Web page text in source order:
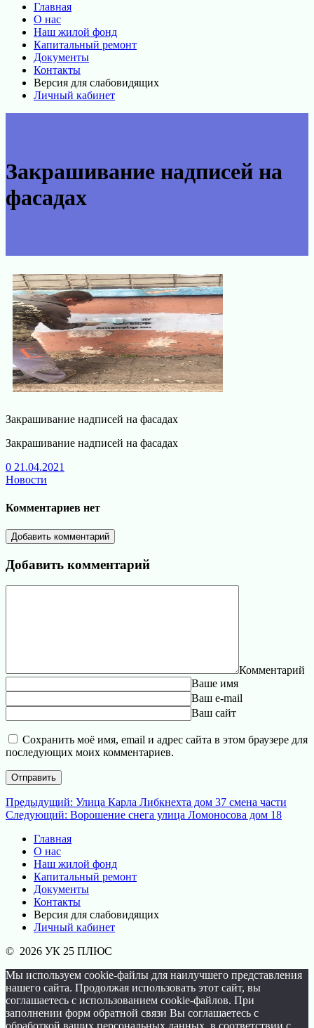
Главная
О нас
Наш жилой фонд
Капитальный ремонт
Документы
Контакты
Версия для слабовидящих
Личный кабинет
Закрашивание надписей на
фасадах
Закрашивание надписей на фасадах
Закрашивание надписей на фасадах
0 21.04.2021
Новости
Комментариев нет
Добавить комментарий
Добавить комментарий
Комментарий
Ваше имя
Ваш e-mail
Ваш сайт
Сохранить моё имя, email и адрес сайта в этом браузере для
последующих моих комментариев.
Навигация
по
записям
Предыдущий: Предыдущая
запись:
Улица Карла Либкнехта дом 37 смена части
Следующий: Следующая
Ворошение снега улица Ломоносова дом 18
Главная
О нас
Наш жилой фонд
Капитальный ремонт
Документы
Контакты
Версия для слабовидящих
Личный кабинет
© 2026 УК 25 ПЛЮС
Мы используем cookie-файлы для наилучшего представления
нашего сайта. Продолжая использовать этот сайт, вы
соглашаетесь с использованием cookie-файлов. При
заполнении форм обратной связи Вы соглашаетесь с